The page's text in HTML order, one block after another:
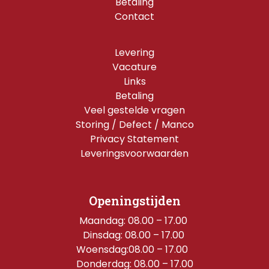
Contact
Levering
Vacature
Links
Betaling
Veel gestelde vragen
Storing / Defect / Manco
Privacy Statement
Leveringsvoorwaarden
Openingstijden
Maandag: 08.00 – 17.00
Dinsdag: 08.00 – 17.00
Woensdag:08.00 – 17.00
Donderdag: 08.00 – 17.00